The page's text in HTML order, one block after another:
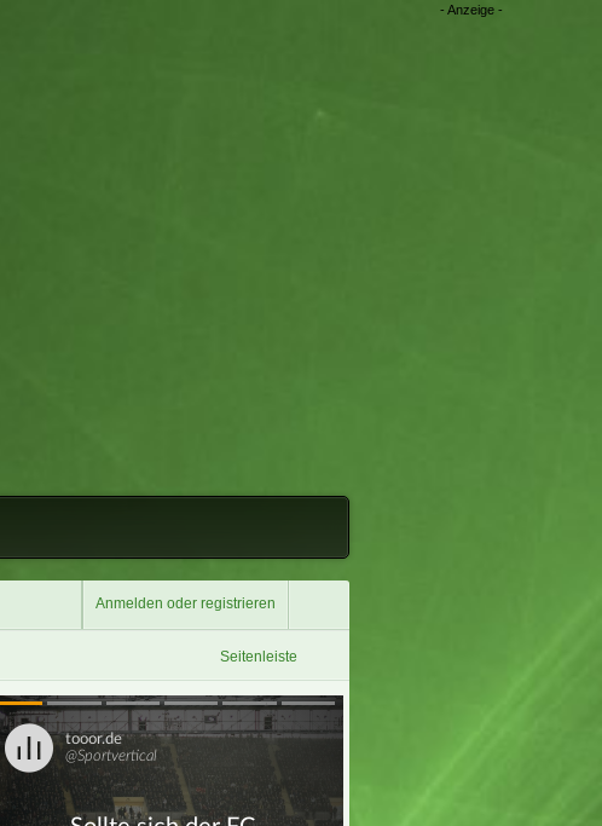
Anmelden oder registrieren
Seitenleiste